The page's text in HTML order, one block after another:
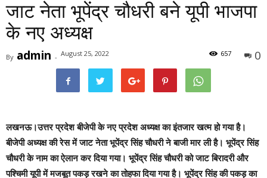
जाट नेता भूपेंद्र चौधरी बने यूपी भाजपा
के नए अध्यक्ष
By admin - August 25, 2022 0
657
लखनऊ।उत्तर प्रदेश बीजेपी के नए प्रदेश अध्यक्ष का इंतजार खत्म हो गया है।
बीजेपी अध्यक्ष की रेस में जाट नेता भूपेंद्र सिंह चौधरी ने बाजी मार ली है। भूपेंद्र सिंह
चौधरी के नाम का ऐलान कर दिया गया। भूपेंद्र सिंह चौधरी को जाट बिरादरी और
पश्चिमी यूपी में मजबूत पकड़ रखने का तोहफा दिया गया है। भूपेंद्र सिंह की पकड़ का